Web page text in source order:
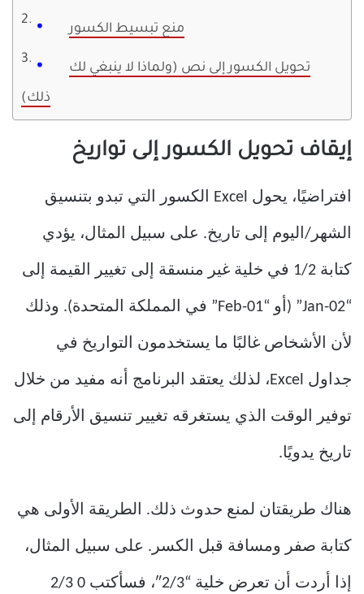
منع تبسيط الكسور
تحويل الكسور إلى نص (ولماذا لا ينبغي لك
ذلك)
إيقاف تحويل الكسور إلى تواريخ
افتراضيًا، يحول Excel الكسور التي تبدو بتنسيق
الشهر/اليوم إلى تاريخ. على سبيل المثال، يؤدي
كتابة 1/2 في خلية غير منسقة إلى تغيير القيمة إلى
“02-Jan” (أو “01-Feb” في المملكة المتحدة). وذلك
لأن الأشخاص غالبًا ما يستخدمون التواريخ في
جداول Excel، لذلك يعتقد البرنامج أنه مفيد من خلال
توفير الوقت الذي يستغرقه تغيير تنسيق الأرقام إلى
تاريخ يدويًا.
هناك طريقتان لمنع حدوث ذلك. الطريقة الأولى هي
كتابة صفر ومسافة قبل الكسر. على سبيل المثال،
إذا أردت أن تعرض خلية “2/3″، فسأكتب 0 2/3